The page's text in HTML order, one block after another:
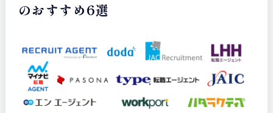
のおすすめ6選